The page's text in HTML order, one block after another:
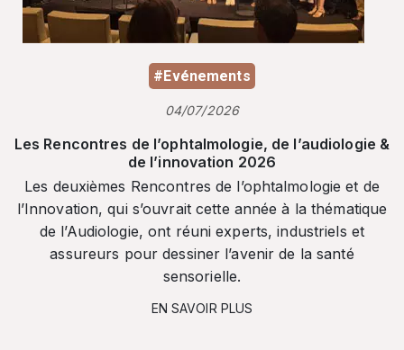
#Evénements
04/07/2026
Les Rencontres de l’ophtalmologie, de l’audiologie &
de l’innovation 2026
Les deuxièmes Rencontres de l’ophtalmologie et de
l’Innovation, qui s’ouvrait cette année à la thématique
de l’Audiologie, ont réuni experts, industriels et
assureurs pour dessiner l’avenir de la santé
sensorielle.
EN SAVOIR PLUS